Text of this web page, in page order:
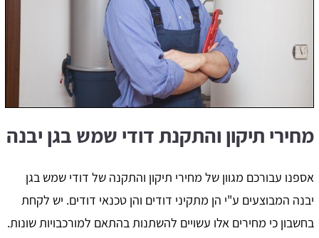
מחירי תיקון והתקנת דודי שמש בגן יבנה
אספנו עבורכם מגוון של מחירי תיקון והתקנה של דודי שמש בגן
יבנה המבוצעים ע"י הן מתקיני דודים והן טכנאי דודים. יש לקחת
בחשבון כי מחירים אלו עשויים להשתנות בהתאם למורכבויות שונות.